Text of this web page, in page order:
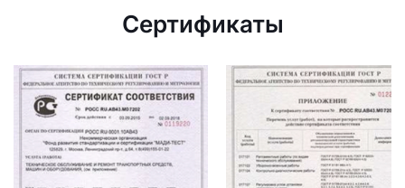
Сертификаты